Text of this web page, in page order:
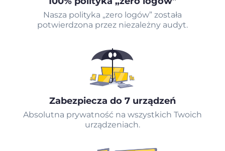
Nasza polityka „zero logów” została
potwierdzona przez niezależny audyt.
Zabezpiecza do 7 urządzeń
Absolutna prywatność na wszystkich Twoich
urządzeniach.